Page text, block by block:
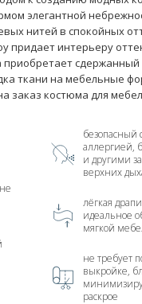
элегантной
нитей в спокойных
придает интерьеру
приобретает
ткани на мебельные
заказ костюма для
безопасный
аллергией,
и другими
верхних
лёгкая
идеальное
мягкой
не требует
выкройке,
раскрое